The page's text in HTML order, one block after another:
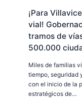
¡Para
vial!
tramos de
500.000
Miles de familias
tiempo, seguridad
con el inicio de la
estratégicos de…